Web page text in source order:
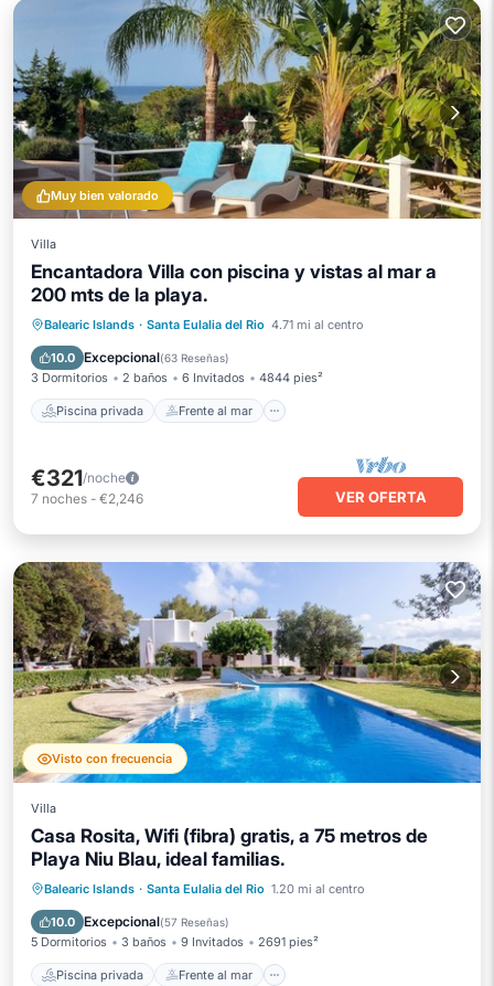
Muy bien valorado
Villa
Encantadora Villa con piscina y vistas al mar a
200 mts de la playa.
Balearic Islands · Santa Eulalia del Rio 4.71 mi al centro
10.0 Excepcional(63 Reseñas)
3 Dormitorios 2 baños 6 Invitados 4844 pies²
Piscina privada Frente al mar
Piscina privada
Frente al mar
Bañera de hidromasaje
€321/noche
7 noches - €2,246 VER OFERTA
Visto con frecuencia
Villa
Casa Rosita, Wifi (fibra) gratis, a 75 metros de
Playa Niu Blau, ideal familias.
Balearic Islands · Santa Eulalia del Rio 1.20 mi al centro
10.0 Excepcional(57 Reseñas)
5 Dormitorios 3 baños 9 Invitados 2691 pies²
Piscina privada Frente al mar
Piscina privada
Frente al mar
Aparcamiento